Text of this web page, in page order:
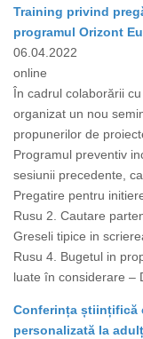
Training privind
programul Orizont
06.04.2022
online
În cadrul colaborării
organizat un nou
propunerilor de
Programul preventiv
sesiunii precedente,
Pregatire pentru
Rusu 2. Cautare
Greseli tipice in
Rusu 4. Bugetul in
luate în considerare –
Conferința științifică
personalizată la